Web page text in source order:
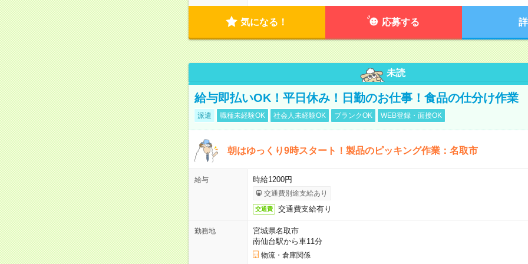
気になる！ 応募する
未読
給与即払いOK！平日休み！日勤のお仕事！食品の仕分け作業
派遣 職種未経験OK 社会人未経験OK ブランクOK WEB登録・面接OK
朝はゆっくり9時スタート！製品のピッキング作業：名取市
給与 時給1200円
交通費別途支給あり
交通費 交通費支給有り
勤務地
宮城県名取市
南仙台駅から車11分
物流・倉庫関係